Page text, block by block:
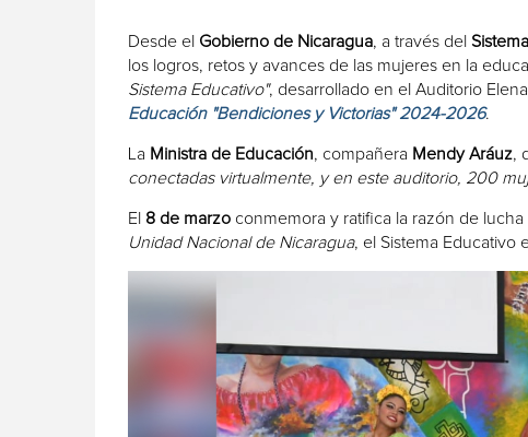
Desde el Gobierno de Nicaragua, a través del
los logros, retos y avances de las mujeres en la
Sistema Educativo", desarrollado en el Auditorio
Educación "Bendiciones y Victorias" 2024-2026.
La Ministra de Educación, compañera Mendy Aráuz,
conectadas virtualmente, y en este auditorio, 200
El 8 de marzo conmemora y ratifica la razón de
Unidad Nacional de Nicaragua, el Sistema Educativo